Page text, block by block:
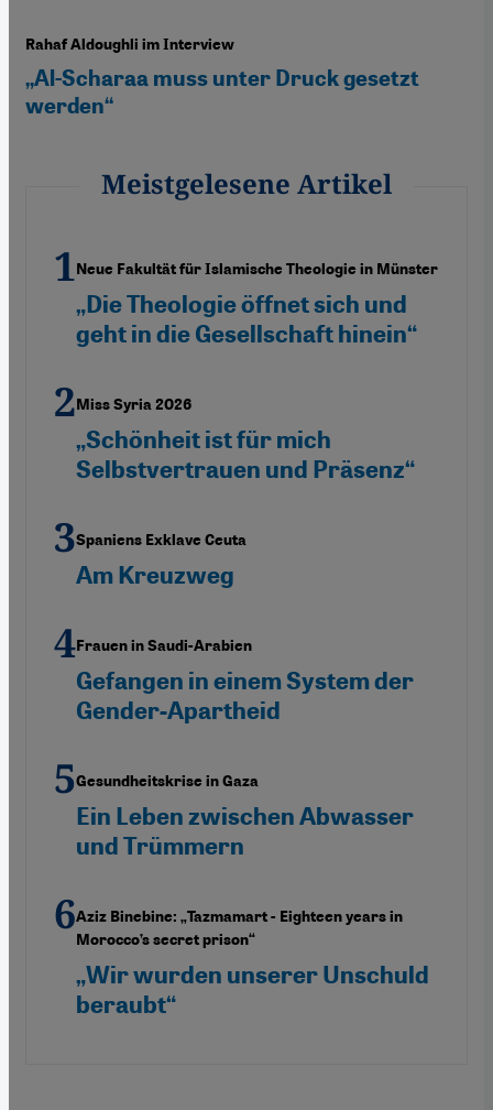
Rahaf Aldoughli im Interview
„Al-Scharaa muss unter Druck gesetzt
werden“
Meistgelesene Artikel
Neue Fakultät für Islamische Theologie in Münster
„Die Theologie öffnet sich und
geht in die Gesellschaft hinein“
Miss Syria 2026
„Schönheit ist für mich
Selbstvertrauen und Präsenz“
Spaniens Exklave Ceuta
Am Kreuzweg
Frauen in Saudi-Arabien
Gefangen in einem System der
Gender-Apartheid
Gesundheitskrise in Gaza
Ein Leben zwischen Abwasser
und Trümmern
Aziz Binebine: „Tazmamart - Eighteen years in
Morocco’s secret prison“
„Wir wurden unserer Unschuld
beraubt“